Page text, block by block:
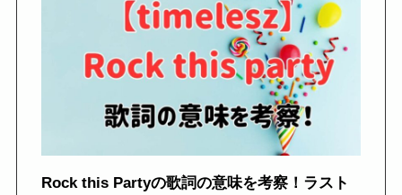
Rock this Partyの歌詞の意味を考察！ラスト